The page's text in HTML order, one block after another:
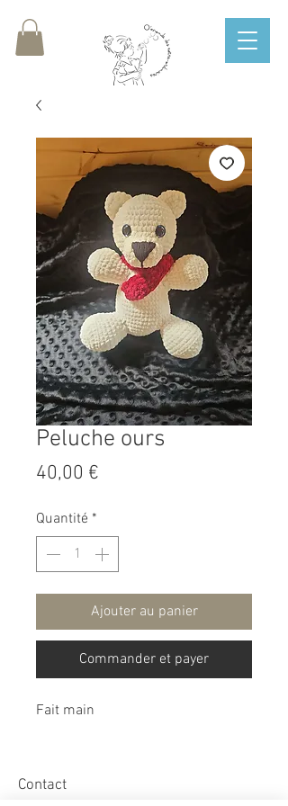
Peluche ours
40,00 €
Quantité *
Ajouter au panier
Commander et payer
Fait main
Contact